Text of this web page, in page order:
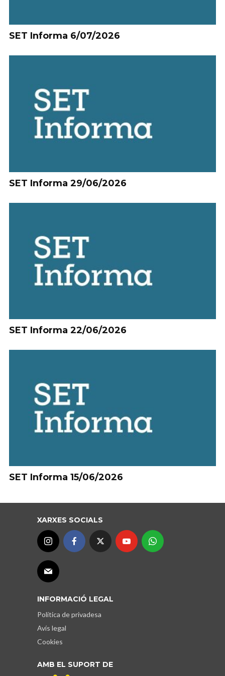
SET Informa 6/07/2026
SET Informa 29/06/2026
SET Informa 22/06/2026
SET Informa 15/06/2026
XARXES SOCIALS
INFORMACIÓ LEGAL
Política de privadesa
Avís legal
Cookies
AMB EL SUPORT DE